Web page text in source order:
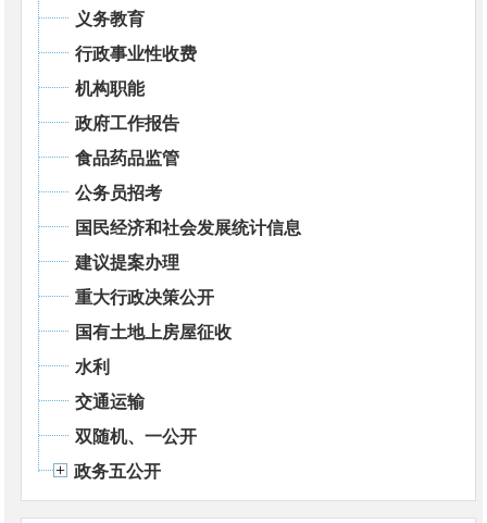
义务教育
行政事业性收费
机构职能
政府工作报告
食品药品监管
公务员招考
国民经济和社会发展统计信息
建议提案办理
重大行政决策公开
国有土地上房屋征收
水利
交通运输
双随机、一公开
政务五公开